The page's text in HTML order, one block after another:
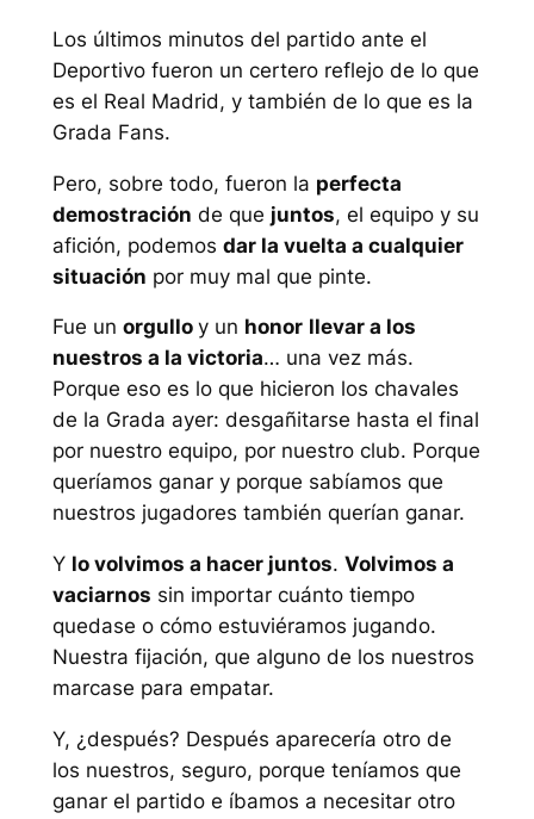
Los últimos minutos del partido ante el
Deportivo fueron un certero reflejo de lo que
es el Real Madrid, y también de lo que es la
Grada Fans.
Pero, sobre todo, fueron la perfecta
demostración de que juntos, el equipo y su
afición, podemos dar la vuelta a cualquier
situación por muy mal que pinte.
Fue un orgullo y un honor llevar a los
nuestros a la victoria… una vez más.
Porque eso es lo que hicieron los chavales
de la Grada ayer: desgañitarse hasta el final
por nuestro equipo, por nuestro club. Porque
queríamos ganar y porque sabíamos que
nuestros jugadores también querían ganar.
Y lo volvimos a hacer juntos. Volvimos a
vaciarnos sin importar cuánto tiempo
quedase o cómo estuviéramos jugando.
Nuestra fijación, que alguno de los nuestros
marcase para empatar.
Y, ¿después? Después aparecería otro de
los nuestros, seguro, porque teníamos que
ganar el partido e íbamos a necesitar otro